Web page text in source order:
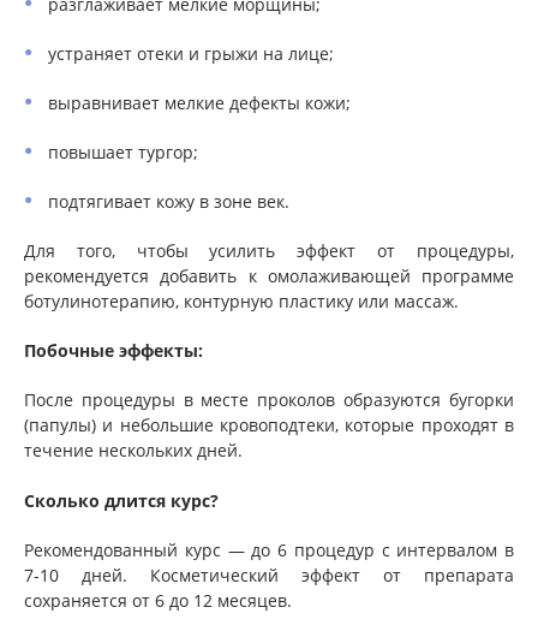
устраняет отеки и грыжи на лице;
выравнивает мелкие дефекты кожи;
повышает тургор;
подтягивает кожу в зоне век.
Для того, чтобы усилить эффект от процедуры,
рекомендуется добавить к омолаживающей программе
ботулинотерапию, контурную пластику или массаж.
Побочные эффекты:
После процедуры в месте проколов образуются бугорки
(папулы) и небольшие кровоподтеки, которые проходят в
течение нескольких дней.
Сколько длится курс?
Рекомендованный курс — до 6 процедур с интервалом в
7-10 дней. Косметический эффект от препарата
сохраняется от 6 до 12 месяцев.